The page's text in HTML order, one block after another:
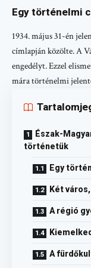
Egy történelmi
1934. május 31-én
címlapján közölte. A
engedélyt. Ezzel
mára történelmi
Észak-
történetük
Egy
Két
A régió
A